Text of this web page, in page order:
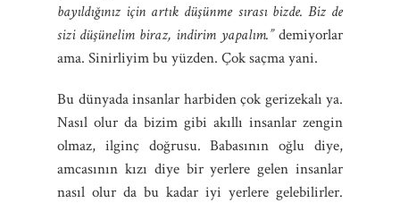
bayıldığınız için artık düşünme sırası bizde. Biz de
sizi düşünelim biraz, indirim yapalım.”demiyorlar
ama. Sinirliyim bu yüzden. Çok saçma yani.
Bu dünyada insanlar harbiden çok gerizekalı ya.
Nasıl olur da bizim gibi akıllı insanlar zengin
olmaz, ilginç doğrusu. Babasının oğlu diye,
amcasının kızı diye bir yerlere gelen insanlar
nasıl olur da bu kadar iyi yerlere gelebilirler.